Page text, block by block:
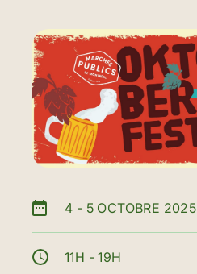
4 - 5 OCTOBRE 2025
11H - 19H